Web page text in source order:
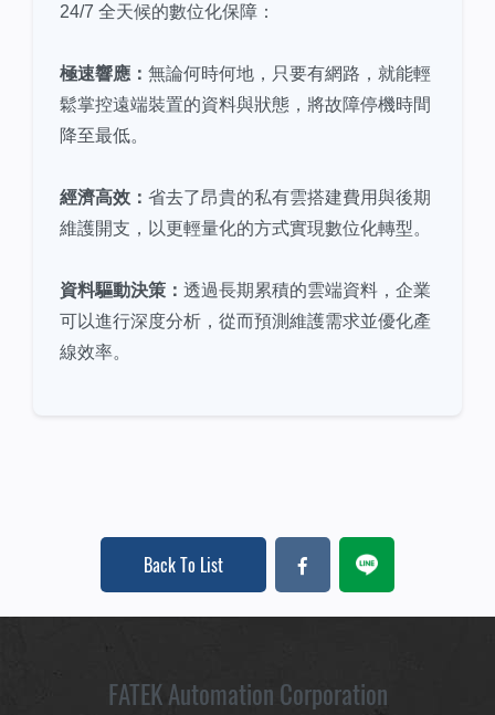
24/7 全天候的數位化保障：
極速響應： 無論何時何地，只要有網路，就能輕
鬆掌控遠端裝置的資料與狀態，將故障停機時間
降至最低。
經濟高效： 省去了昂貴的私有雲搭建費用與後期
維護開支，以更輕量化的方式實現數位化轉型。
資料驅動決策： 透過長期累積的雲端資料，企業
可以進行深度分析，從而預測維護需求並優化產
線效率。
Back To List
FATEK Automation Corporation